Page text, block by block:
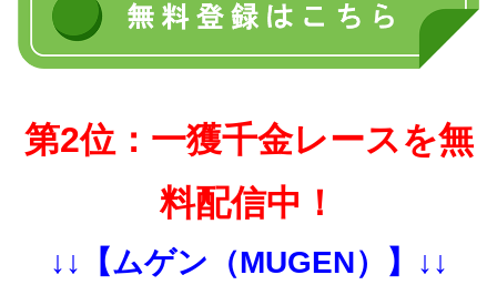
第2位：一獲千金レースを無
料配信中！
↓↓【ムゲン（MUGEN）】↓↓